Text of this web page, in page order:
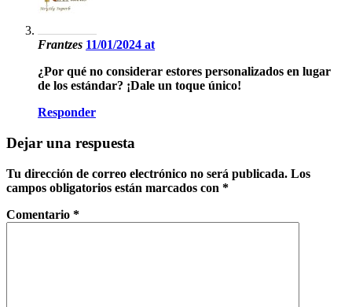
Frantzes 11/01/2024 at
¿Por qué no considerar estores personalizados en lugar
de los estándar? ¡Dale un toque único!
Responder
Dejar una respuesta
Tu dirección de correo electrónico no será publicada. Los
campos obligatorios están marcados con *
Comentario *